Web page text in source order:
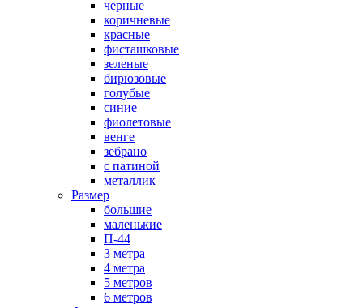
черные
коричневые
красные
фисташковые
зеленые
бирюзовые
голубые
синие
фиолетовые
венге
зебрано
с патиной
металлик
Размер
большие
маленькие
П-44
3 метра
4 метра
5 метров
6 метров